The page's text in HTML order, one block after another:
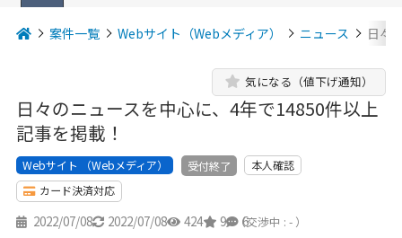
案件一覧 Webサイト（Webメディア） ニュース 日々
日々のニュースを中心に、4年で14850件以上
記事を掲載！
気になる（値下げ通知）
Webサイト （Webメディア） 受付終了
本人確認
カード決済対応
2022/07/08 2022/07/08 424 9 6
（交渉中 : - ）